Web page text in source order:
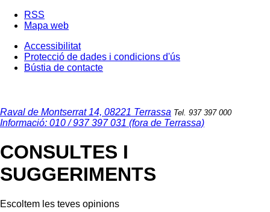
RSS
Mapa web
Accessibilitat
Protecció de dades i condicions d'ús
Bústia de contacte
Raval de Montserrat 14, 08221 Terrassa Tel. 937 397 000
Informació: 010 / 937 397 031 (fora de Terrassa)
CONSULTES I
SUGGERIMENTS
Escoltem les teves opinions